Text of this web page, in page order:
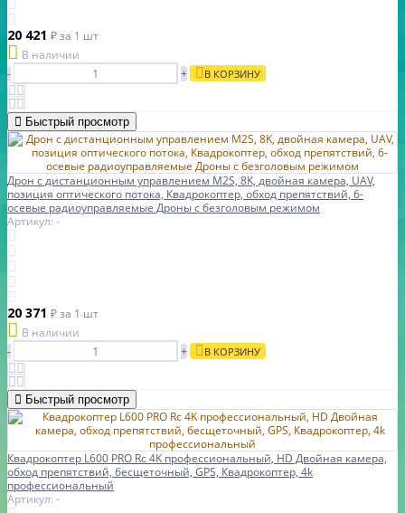
20 421 ₽за 1 шт
В наличии
-
+ В КОРЗИНУ
Быстрый просмотр
Дрон с дистанционным управлением M2S, 8K, двойная камера, UAV,
позиция оптического потока, Квадрокоптер, обход препятствий, 6-
осевые радиоуправляемые Дроны с безголовым режимом
Артикул: -
20 371 ₽за 1 шт
В наличии
-
+ В КОРЗИНУ
Быстрый просмотр
Квадрокоптер L600 PRO Rc 4K профессиональный, HD Двойная камера,
обход препятствий, бесщеточный, GPS, Квадрокоптер, 4k
профессиональный
Артикул: -